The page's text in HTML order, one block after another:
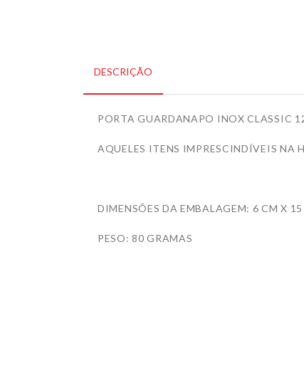
DESCRIÇÃO
PORTA GUARDANAPO INOX CLASSIC
AQUELES ITENS IMPRESCINDÍVEIS NA
DIMENSÕES DA EMBALAGEM: 6 CM X
PESO: 80 GRAMAS